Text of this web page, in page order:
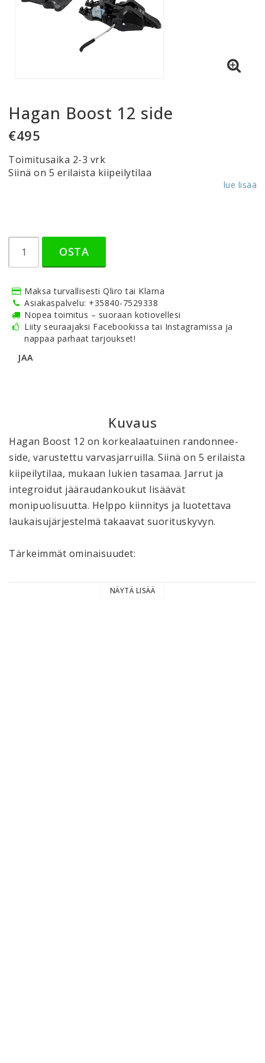
Hagan Boost 12 side
€495
Toimitusaika 2-3 vrk
Siinä on 5 erilaista kiipeilytilaa
lue lisää
OSTA
Maksa turvallisesti Qliro tai Klarna
Asiakaspalvelu: +35840-7529338
Nopea toimitus – suoraan kotiovellesi
Liity seuraajaksi Facebookissa tai Instagramissa ja
nappaa parhaat tarjoukset!
JAA
Kuvaus
Hagan Boost 12 on korkealaatuinen randonnee-
side, varustettu varvasjarruilla. Siinä on 5 erilaista
kiipeilytilaa, mukaan lukien tasamaa. Jarrut ja
integroidut jääraudankoukut lisäävät
monipuolisuutta. Helppo kiinnitys ja luotettava
laukaisujärjestelmä takaavat suorituskyvyn.
Tärkeimmät ominaisuudet:
    Paino: 380 g
NÄYTÄ LISÄÄ